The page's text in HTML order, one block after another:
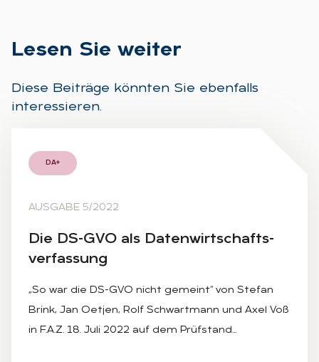
Le­sen Sie wei­ter
Diese Beiträge könnten Sie ebenfalls
interessieren.
DA+
AUSGABE 5/2022
Die DS-GVO als Da­ten­wirt­schafts­
ver­fas­sung
„So war die DS-GVO nicht gemeint“ von Stefan
Brink, Jan Oetjen, Rolf Schwartmann und Axel Voß
in F.A.Z. 18. Juli 2022 auf dem Prüfstand…